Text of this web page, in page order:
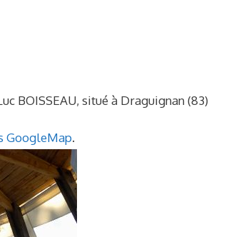
BOISSEAU, situé à Draguignan (83)
GoogleMap.